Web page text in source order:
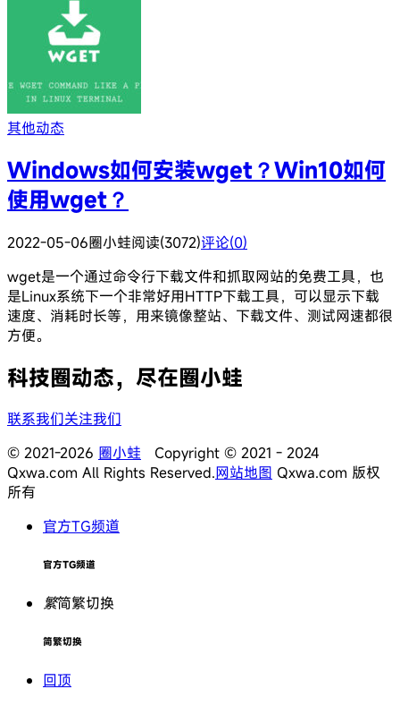
其他动态
Windows如何安装wget？Win10如何
使用wget？
2022-05-06圈小蛙阅读(3072)评论(0)
wget是一个通过命令行下载文件和抓取网站的免费工具，也
是Linux系统下一个非常好用HTTP下载工具，可以显示下载
速度、消耗时长等，用来镜像整站、下载文件、测试网速都很
方便。
科技圈动态，尽在圈小蛙
联系我们关注我们
© 2021-2026 圈小蛙 Copyright © 2021 - 2024
Qxwa.com All Rights Reserved.网站地图 Qxwa.com 版权
所有
官方TG频道
官方TG频道
繁简繁切换
简繁切换
回顶